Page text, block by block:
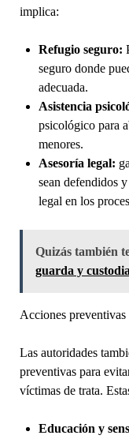
implica:
Refugio seguro:
seguro donde
adecuada.
Asistencia
psicológico para
menores.
Asesoría legal:
sean defendidos
legal en los
Quizás también
guarda y
Acciones preventivas
Las autoridades
preventivas para
víctimas de trata.
Educación y